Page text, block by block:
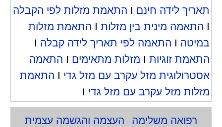
תאריך לידה חינם
התאמת מזלות לפי הקבלה
I התאמה מינית בין מזלותI
התאמת מזלות
במיטה
התאמה לפי תאריך לידה קבלה
התאמת זוגיותI מזלות מתאימים
התאמה
אסטרולוגית מזל עקרב עם מזל גדי
התאמת
מזלות מזל עקרב עם מזל גדי
רפואה משלימה
העצמה והגשמה עצמית